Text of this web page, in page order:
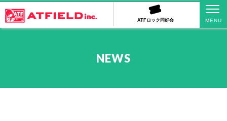
ATFロック同好会
NEWS